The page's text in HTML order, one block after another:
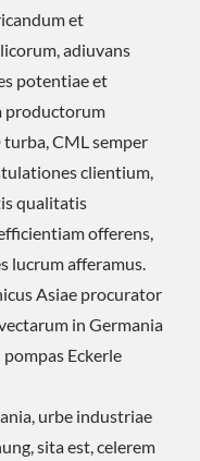
et
adiuvans
potentiae et
productorum
CML semper
clientium,
qualitatis
offerens,
lucrum afferamus.
Asiae procurator
in Germania
Eckerle
urbe industriae
sita est, celerem